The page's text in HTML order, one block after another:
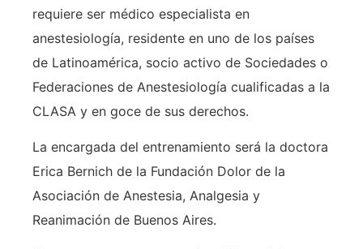
requiere ser médico especialista en
anestesiología, residente en uno de los países
de Latinoamérica, socio activo de Sociedades o
Federaciones de Anestesiología cualificadas a la
CLASA y en goce de sus derechos.
La encargada del entrenamiento será la doctora
Erica Bernich de la Fundación Dolor de la
Asociación de Anestesia, Analgesia y
Reanimación de Buenos Aires.